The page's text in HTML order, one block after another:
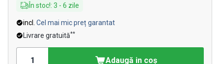
În stoc!: 3 - 6 zile
incl. Cel mai mic preț garantat
Livrare gratuită**
Adaugă in coş